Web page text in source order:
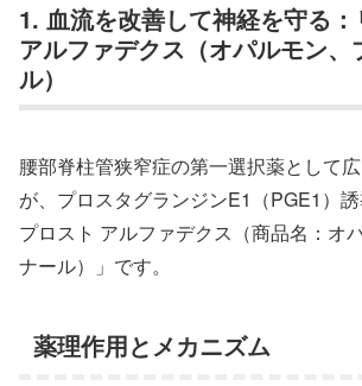
1. 血流を改善して神経を守る：
アルファデクス（オパルモン、
ル）
腰部脊柱管狭窄症の第一選択薬として
が、プロスタグランジンE1（PGE1）
プロスト アルファデクス（商品名：オ
ナール）」です。
薬理作用とメカニズム